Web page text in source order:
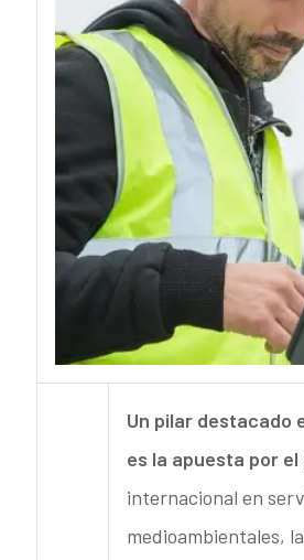
Un pilar destacado
es la apuesta por
internacional en
medioambientales,